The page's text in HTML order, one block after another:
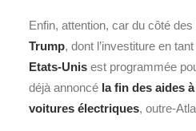
Enfin, attention, car du côté des
Trump, dont l’investiture en
Etats-Unis est programmée
déjà annoncé la fin des aides
voitures électriques, outre-